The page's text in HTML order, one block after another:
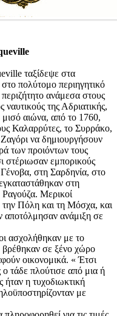
ταξίδεψε στα
πολύτομο περιηγητικό
ανάμεσα στους
ναυτικούς της Αδριατικής,
αιώνα, από το 1760,
Καλαρρύτες, το Συρράκο,
να δημιουργήσουν
των προιόντων τους
στέριωσαν εμπορικούς
στη Σαρδηνία, στο
στη
Ραγούζα. Μερικοί
την Πόλη και τη Μόσχα, και
αποτόλμησαν ανάμιξη σε
ασχολήθηκαν με το
βρέθηκαν σε ξένο χώρο
οικονομικά. « Έτσι
τάδε πλούτισε από μια ή
η τυχοδιωκτική
με